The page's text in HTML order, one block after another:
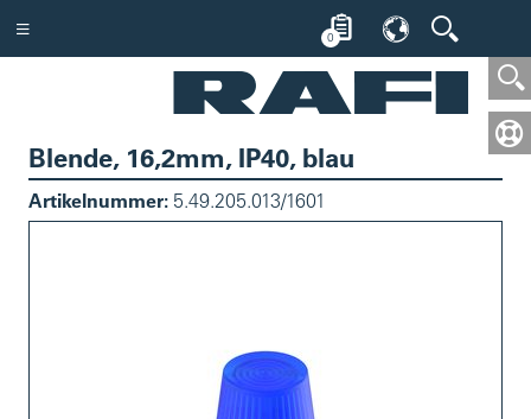
0
Blende, 16,2mm, IP40, blau
Artikelnummer: 5.49.205.013/1601